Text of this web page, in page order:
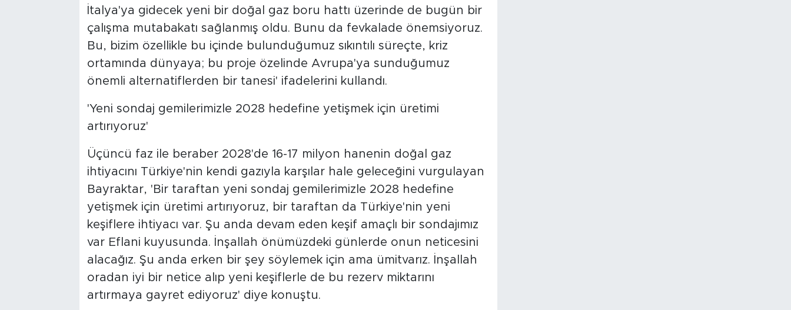
İtalya'ya gidecek yeni bir doğal gaz boru hattı üzerinde de bugün bir
çalışma mutabakatı sağlanmış oldu. Bunu da fevkalade önemsiyoruz.
Bu, bizim özellikle bu içinde bulunduğumuz sıkıntılı süreçte, kriz
ortamında dünyaya; bu proje özelinde Avrupa'ya sunduğumuz
önemli alternatiflerden bir tanesi' ifadelerini kullandı.
'Yeni sondaj gemilerimizle 2028 hedefine yetişmek için üretimi
artırıyoruz'
Üçüncü faz ile beraber 2028'de 16-17 milyon hanenin doğal gaz
ihtiyacını Türkiye'nin kendi gazıyla karşılar hale geleceğini vurgulayan
Bayraktar, 'Bir taraftan yeni sondaj gemilerimizle 2028 hedefine
yetişmek için üretimi artırıyoruz, bir taraftan da Türkiye'nin yeni
keşiflere ihtiyacı var. Şu anda devam eden keşif amaçlı bir sondajımız
var Eflani kuyusunda. İnşallah önümüzdeki günlerde onun neticesini
alacağız. Şu anda erken bir şey söylemek için ama ümitvarız. İnşallah
oradan iyi bir netice alıp yeni keşiflerle de bu rezerv miktarını
artırmaya gayret ediyoruz' diye konuştu.